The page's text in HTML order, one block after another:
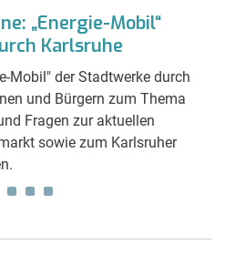
„Energie-Mobil“
Karlsruhe
Mobil" der Stadtwerke durch
und Bürgern zum Thema
Fragen zur aktuellen
sowie zum Karlsruher